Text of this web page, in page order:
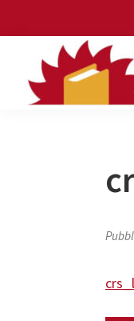
to
primary
navigation
to
content
to
primary
sidebar
to